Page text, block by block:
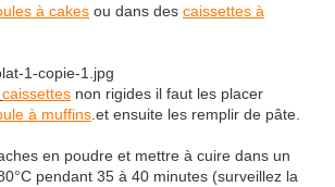
à cakes ou dans des caissettes à
caissettes non rigides il faut les placer
à muffins .et ensuite les remplir de pâte.
en poudre et mettre à cuire dans un
pendant 35 à 40 minutes (surveillez la